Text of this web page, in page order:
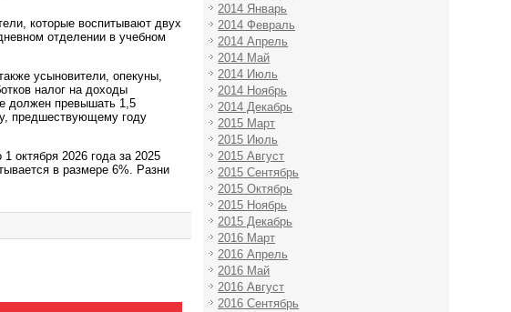
которые воспитывают двух
отделении в учебном
усыновители, опекуны,
налог на доходы
должен превышать 1,5
предшествующему году
октября 2026 года за 2025
в размере 6%. Разни
2014 Январь
2014 Февраль
2014 Апрель
2014 Май
2014 Июль
2014 Ноябрь
2014 Декабрь
2015 Март
2015 Июль
2015 Август
2015 Сентябрь
2015 Октябрь
2015 Ноябрь
2015 Декабрь
2016 Март
2016 Апрель
2016 Май
2016 Август
2016 Сентябрь